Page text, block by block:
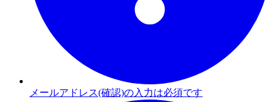
メールアドレス(確認)の入力は必須です